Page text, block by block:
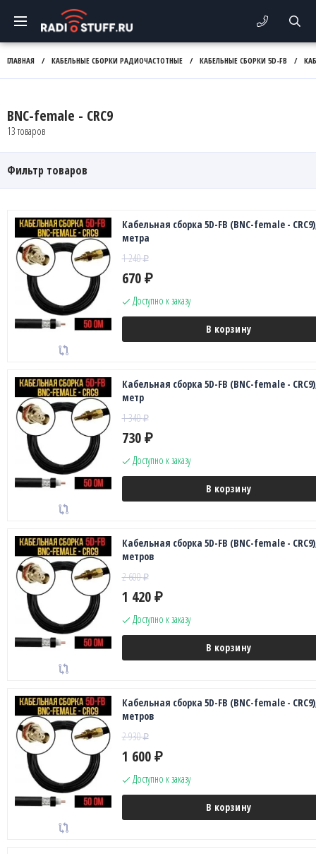
ГЛАВНАЯ / КАБЕЛЬНЫЕ СБОРКИ РАДИОЧАСТОТНЫЕ / КАБЕЛЬНЫЕ СБОРКИ 5D-FB /
BNC-female - CRC9
13 товаров
Фильтр товаров
Кабельная сборка 5D-FB (BNC-female -
метра
1 240₽
670 ₽
Доступно к заказу
В корзину
Кабельная сборка 5D-FB (BNC-female -
метр
1 340₽
730 ₽
Доступно к заказу
В корзину
Кабельная сборка 5D-FB (BNC-female -
метров
2 600₽
1 420 ₽
Доступно к заказу
В корзину
Кабельная сборка 5D-FB (BNC-female -
метров
2 930₽
1 600 ₽
Доступно к заказу
В корзину